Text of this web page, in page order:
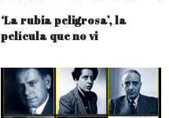
‘La rubia peligrosa’, la
película que no vi